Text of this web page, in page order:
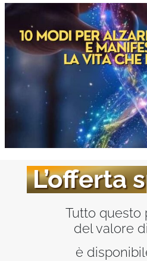
L’offerta
Tutto questo
del valore
è